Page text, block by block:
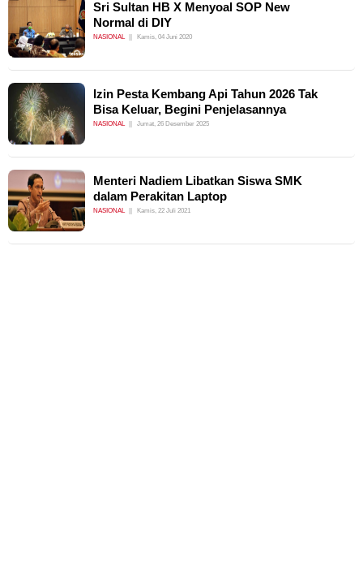
Sri Sultan HB X Menyoal SOP New
Normal di DIY
NASIONAL Kamis, 04 Juni 2020
Izin Pesta Kembang Api Tahun 2026 Tak
Bisa Keluar, Begini Penjelasannya
NASIONAL Jumat, 26 Desember 2025
Menteri Nadiem Libatkan Siswa SMK
dalam Perakitan Laptop
NASIONAL Kamis, 22 Juli 2021